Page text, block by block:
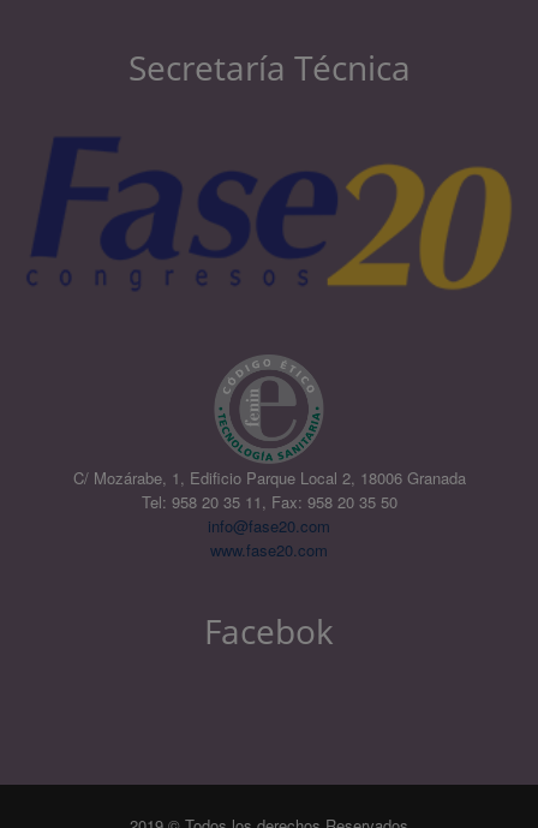
Secretaría Técnica
C/ Mozárabe, 1, Edificio Parque Local 2, 18006 Granada
Tel: 958 20 35 11, Fax: 958 20 35 50
info@fase20.com
www.fase20.com
Facebok